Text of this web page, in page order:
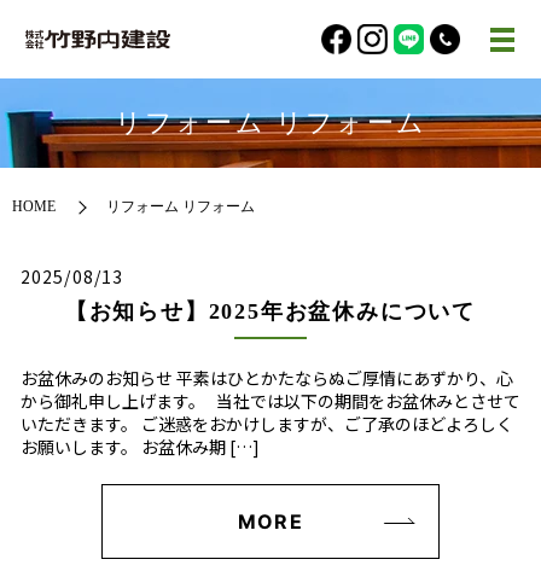
リフォーム リフォーム
HOME リフォーム リフォーム
2025/08/13
【お知らせ】2025年お盆休みについて
お盆休みのお知らせ 平素はひとかたならぬご厚情にあずかり、心
から御礼申し上げます。 当社では以下の期間をお盆休みとさせて
いただきます。 ご迷惑をおかけしますが、ご了承のほどよろしく
お願いします。 お盆休み期 […]
MORE